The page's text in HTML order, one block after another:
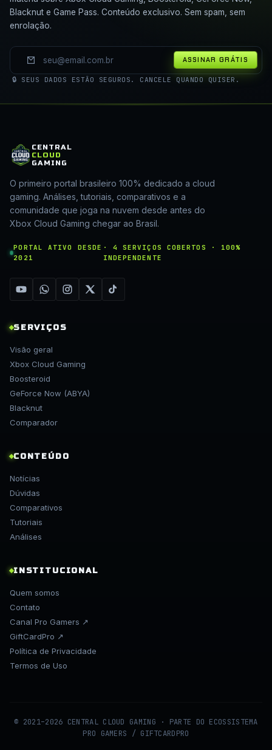
Blacknut e Game Pass. Conteúdo exclusivo. Sem spam, sem
enrolação.
ASSINAR GRÁTIS
🔒 SEUS DADOS ESTÃO SEGUROS. CANCELE QUANDO QUISER.
CENTRAL
CLOUD
GAMING
O primeiro portal brasileiro 100% dedicado a cloud
gaming. Análises, tutoriais, comparativos e a
comunidade que joga na nuvem desde antes do
Xbox Cloud Gaming chegar ao Brasil.
PORTAL ATIVO DESDE
2021
· 4 SERVIÇOS COBERTOS · 100%
INDEPENDENTE
SERVIÇOS
Visão geral
Xbox Cloud Gaming
Boosteroid
GeForce Now (ABYA)
Blacknut
Comparador
CONTEÚDO
Notícias
Dúvidas
Comparativos
Tutoriais
Análises
INSTITUCIONAL
Quem somos
Contato
Canal Pro Gamers ↗
GiftCardPro ↗
Política de Privacidade
Termos de Uso
© 2021–2026 CENTRAL CLOUD GAMING · PARTE DO ECOSSISTEMA
PRO GAMERS / GIFTCARDPRO